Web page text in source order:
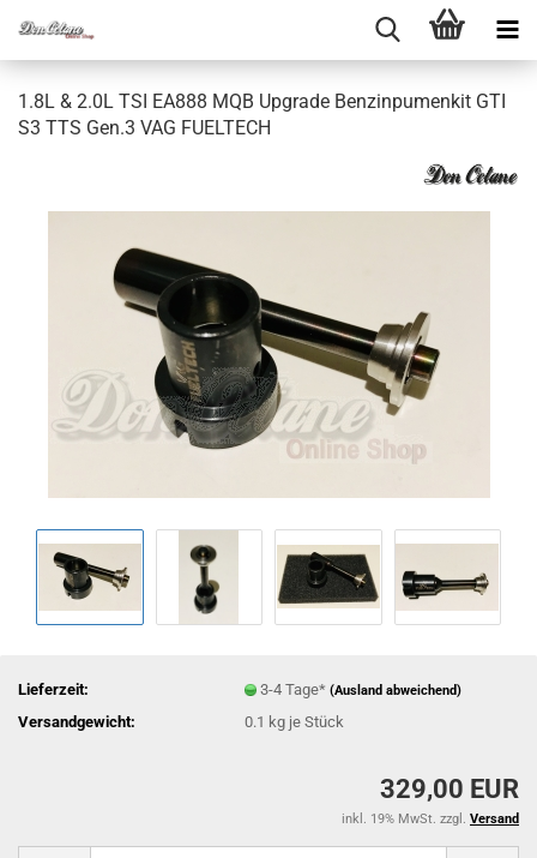
1.8L & 2.0L TSI EA888 MQB Up­grade Ben­zin­pu­men­kit GTI
S3 TTS Gen.3 VAG FU­EL­TECH
Lieferzeit: 3-4 Tage*(Ausland abweichend)
Versandgewicht: 0.1 kg je Stück
329,00 EUR
inkl. 19% MwSt. zzgl. Versand